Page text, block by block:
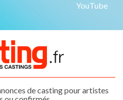
YouTube
de casting pour artistes